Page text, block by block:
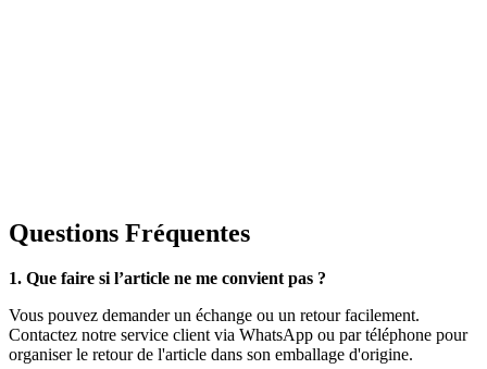
Questions Fréquentes
1. Que faire si l’article ne me convient pas ?
Vous pouvez demander un échange ou un retour facilement.
Contactez notre service client via WhatsApp ou par téléphone pour
organiser le retour de l'article dans son emballage d'origine.